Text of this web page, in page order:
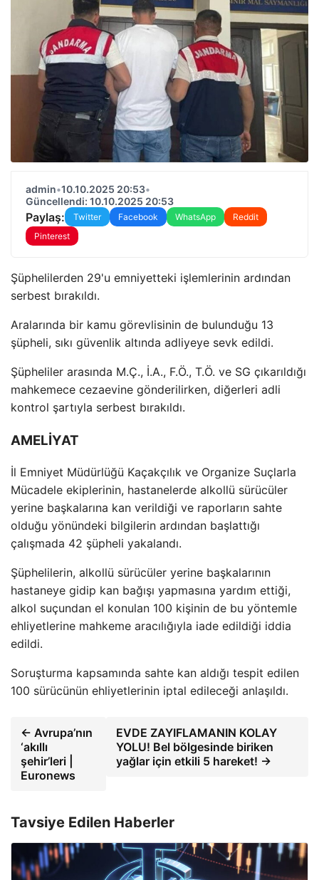
admin•10.10.2025 20:53•
Güncellendi: 10.10.2025 20:53
Paylaş: Twitter Facebook WhatsApp
Reddit
Pinterest
Şüphelilerden 29'u emniyetteki işlemlerinin ardından
serbest bırakıldı.
Aralarında bir kamu görevlisinin de bulunduğu 13
şüpheli, sıkı güvenlik altında adliyeye sevk edildi.
Şüpheliler arasında M.Ç., İ.A., F.Ö., T.Ö. ve SG çıkarıldığı
mahkemece cezaevine gönderilirken, diğerleri adli
kontrol şartıyla serbest bırakıldı.
AMELİYAT
İl Emniyet Müdürlüğü Kaçakçılık ve Organize Suçlarla
Mücadele ekiplerinin, hastanelerde alkollü sürücüler
yerine başkalarına kan verildiği ve raporların sahte
olduğu yönündeki bilgilerin ardından başlattığı
çalışmada 42 şüpheli yakalandı.
Şüphelilerin, alkollü sürücüler yerine başkalarının
hastaneye gidip kan bağışı yapmasına yardım ettiği,
alkol suçundan el konulan 100 kişinin de bu yöntemle
ehliyetlerine mahkeme aracılığıyla iade edildiği iddia
edildi.
Soruşturma kapsamında sahte kan aldığı tespit edilen
100 sürücünün ehliyetlerinin iptal edileceği anlaşıldı.
← Avrupa’nın
‘akıllı
şehir’leri |
Euronews
EVDE ZAYIFLAMANIN KOLAY
YOLU! Bel bölgesinde biriken
yağlar için etkili 5 hareket! →
Tavsiye Edilen Haberler